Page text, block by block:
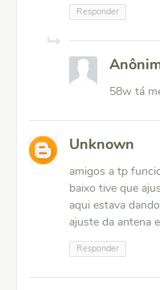
Responder
58w tá
Unknown
amigos a tp
baixo tive que
aqui estava
ajuste da antena
Responder